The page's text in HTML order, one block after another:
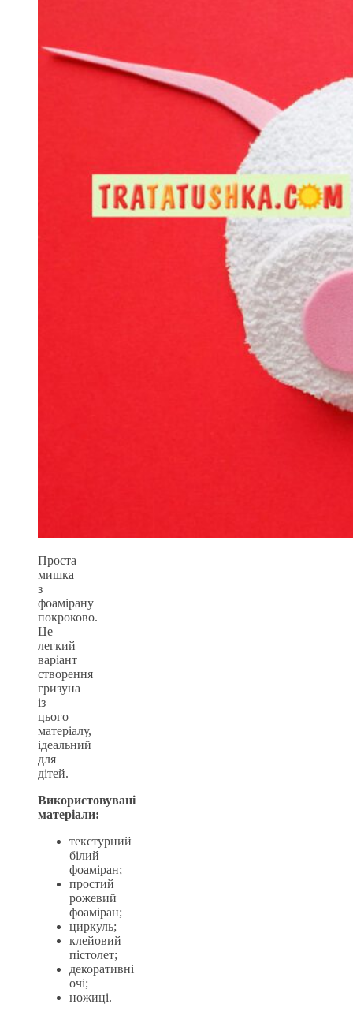
Проста
мишка
з
фоамірану
покроково.
Це
легкий
варіант
створення
гризуна
із
цього
матеріалу,
ідеальний
для
дітей.
Використовувані
матеріали:
текстурний
білий
фоаміран;
простий
рожевий
фоаміран;
циркуль;
клейовий
пістолет;
декоративні
очі;
ножиці.